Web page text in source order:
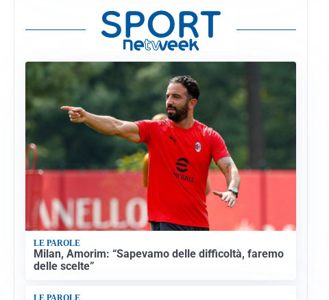
LE PAROLE
Milan, Amorim: “Sapevamo delle difficoltà, faremo
delle scelte”
LE PAROLE